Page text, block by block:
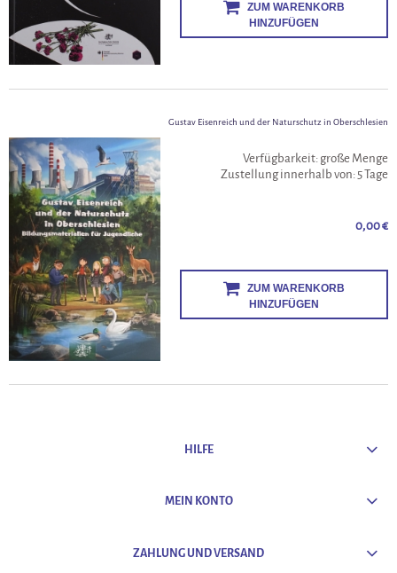
ZUM WARENKORB
HINZUFÜGEN
Gustav Eisenreich und der Naturschutz in Oberschlesien
Verfügbarkeit:große Menge
Zustellung innerhalb von:5 Tage
0,00 €
ZUM WARENKORB
HINZUFÜGEN
HILFE
MEIN KONTO
ZAHLUNG UND VERSAND